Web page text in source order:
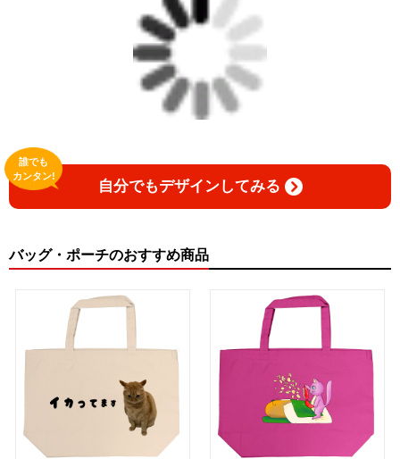
自分でもデザインしてみる
誰でも
カンタン!
バッグ・ポーチのおすすめ商品